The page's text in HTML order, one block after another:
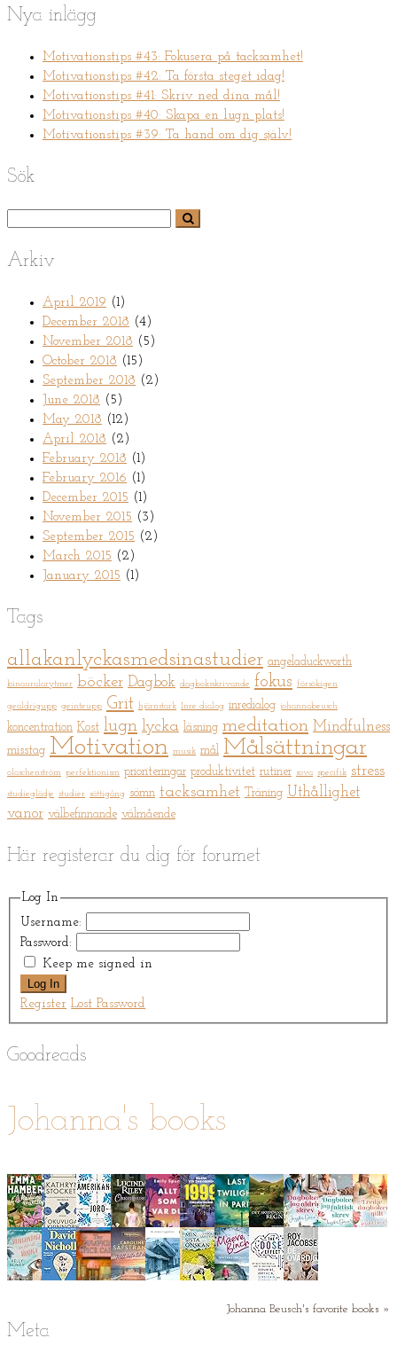
Nya inlägg
Motivationstips #43: Fokusera på tacksamhet!
Motivationstips #42: Ta första steget idag!
Motivationstips #41: Skriv ned dina mål!
Motivationstips #40: Skapa en lugn plats!
Motivationstips #39: Ta hand om dig själv!
Sök
Arkiv
April 2019 (1)
December 2018 (4)
November 2018 (5)
October 2018 (15)
September 2018 (2)
June 2018 (5)
May 2018 (12)
April 2018 (2)
February 2018 (1)
February 2016 (1)
December 2015 (1)
November 2015 (3)
September 2015 (2)
March 2015 (2)
January 2015 (1)
Tags
allakanlyckasmedsinastudier angeladuckworth
binauralarytmer böcker Dagbok dagboksskrivande fokus försökigen
gealdrigupp geinteupp Grit hjärnstark Inre dialog inredialog johannabeusch
koncentration Kost lugn lycka läsning meditation Mindfulness
misstag Motivation musik mål Målsättningar
olaschenström perfektionism prioriteringar produktivitet rutiner sova specifik stress
studieglädje studier sättigång sömn tacksamhet Träning Uthållighet
vanor välbefinnande välmående
Här registerar du dig för forumet
Log In
Username:
Password:
Keep me signed in
Log In
Register Lost Password
Goodreads
Johanna's books
Johanna Beusch's favorite books »
Meta